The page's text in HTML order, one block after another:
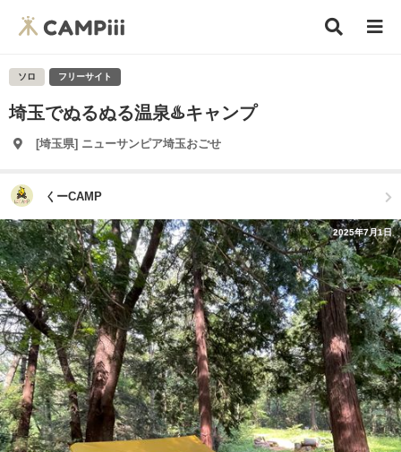
ソロ フリーサイト
埼玉でぬるぬる温泉♨️キャンプ
[埼玉県] ニューサンピア埼玉おごせ
くーCAMP
2025年7月1日